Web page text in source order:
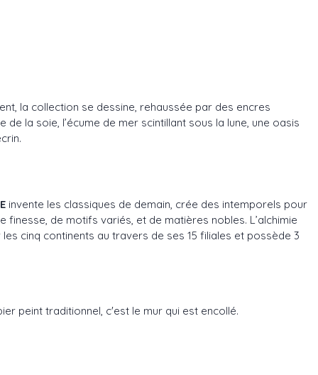
la collection se dessine, rehaussée par des encres
la soie, l’écume de mer scintillant sous la lune, une oasis
invente les classiques de demain, crée des intemporels pour
de motifs variés, et de matières nobles. L’alchimie
cinq continents au travers de ses 15 filiales et possède 3
peint traditionnel, c'est le mur qui est encollé.